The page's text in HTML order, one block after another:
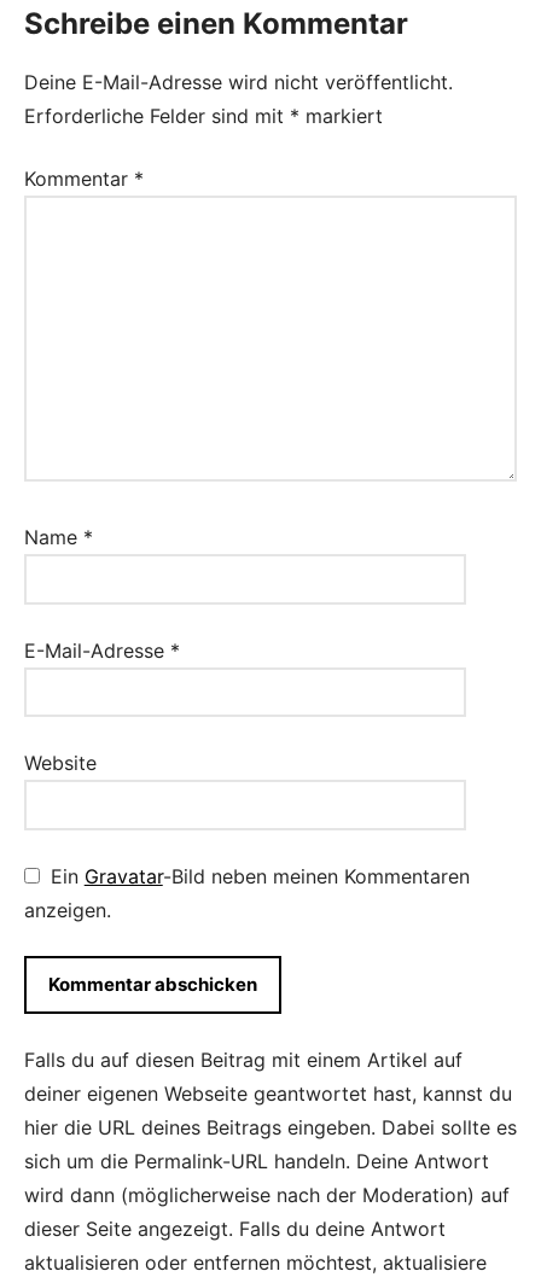
Schreibe einen Kommentar
Deine E-Mail-Adresse wird nicht veröffentlicht.
Erforderliche Felder sind mit * markiert
Kommentar *
Name *
E-Mail-Adresse *
Website
Ein Gravatar-Bild neben meinen Kommentaren
anzeigen.
Falls du auf diesen Beitrag mit einem Artikel auf
deiner eigenen Webseite geantwortet hast, kannst du
hier die URL deines Beitrags eingeben. Dabei sollte es
sich um die Permalink-URL handeln. Deine Antwort
wird dann (möglicherweise nach der Moderation) auf
dieser Seite angezeigt. Falls du deine Antwort
aktualisieren oder entfernen möchtest, aktualisiere